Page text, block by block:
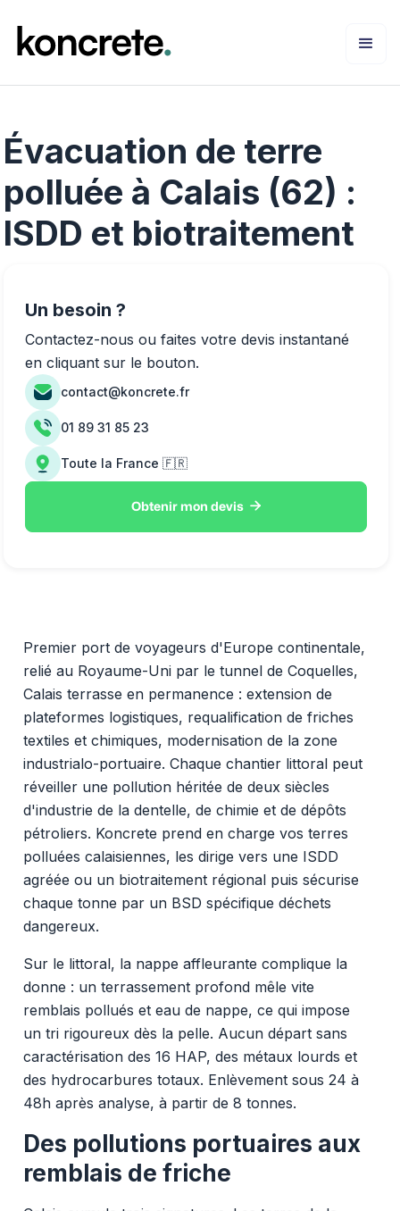
Évacuation de terre
polluée à Calais (62) :
ISDD et biotraitement
Premier port de voyageurs d'Europe continentale,
relié au Royaume-Uni par le tunnel de Coquelles,
Calais terrasse en permanence : extension de
plateformes logistiques, requalification de friches
textiles et chimiques, modernisation de la zone
industrialo-portuaire. Chaque chantier littoral peut
réveiller une pollution héritée de deux siècles
d'industrie de la dentelle, de chimie et de dépôts
pétroliers. Koncrete prend en charge vos terres
polluées calaisiennes, les dirige vers une ISDD
agréée ou un biotraitement régional puis sécurise
chaque tonne par un BSD spécifique déchets
dangereux.
Sur le littoral, la nappe affleurante complique la
donne : un terrassement profond mêle vite
remblais pollués et eau de nappe, ce qui impose
un tri rigoureux dès la pelle. Aucun départ sans
caractérisation des 16 HAP, des métaux lourds et
des hydrocarbures totaux. Enlèvement sous 24 à
48h après analyse, à partir de 8 tonnes.
Des pollutions portuaires aux
remblais de friche
Un besoin ?
Contactez-nous ou faites votre devis instantané
en cliquant sur le bouton.
contact@koncrete.fr
01 89 31 85 23
Toute la France 🇫🇷
Obtenir mon devis 